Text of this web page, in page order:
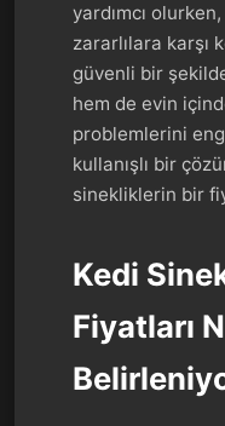
yardımcı
zararlılara karşı
güvenli bir
hem de evin
problemlerini
kullanışlı bir
sinekliklerin bir
Kedi
Fiyatları